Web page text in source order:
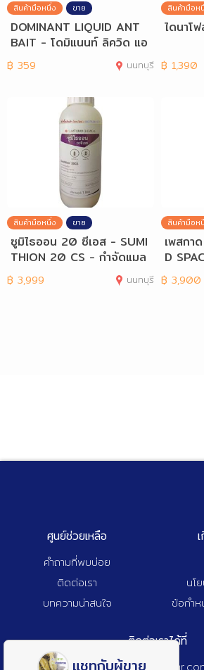
แชทกับผู้ขาย
สินค้ามือหนึ่ง ขาย
DOMINANT LIQUID ANT
BAIT - โดมิแนนท์ ลิควิด แอ
นด์ เบท
฿ 359 นนทบุรี
สินค้ามือห
ไดนาโ
฿ 1,390
สินค้ามือหนึ่ง ขาย
ซูมิไธออน 20 ซีเอส - SUMI
THION 20 CS - กำจัดแมล
งสาบและมด
฿ 3,999 นนทบุรี
สินค้ามือห
เพสกา
D
ดมดแล
฿ 3,900
ศูนย์ช่วยเหลือ
คำถามที่พบบ่อย
ติดต่อเรา
บทความน่าสนใจ
นโ
ข้อกำห
ติดต่อเราได้ที่